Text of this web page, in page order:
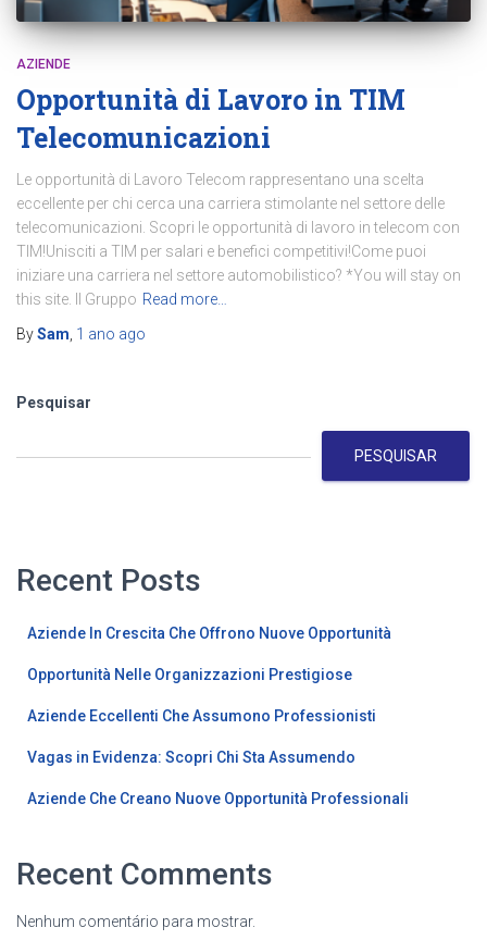
AZIENDE
Opportunità di Lavoro in TIM
Telecomunicazioni
Le opportunità di Lavoro Telecom rappresentano una scelta
eccellente per chi cerca una carriera stimolante nel settore delle
telecomunicazioni. Scopri le opportunità di lavoro in telecom con
TIM!Unisciti a TIM per salari e benefici competitivi!Come puoi
iniziare una carriera nel settore automobilistico? *You will stay on
this site. Il Gruppo Read more…
BySam 1 ano ago
Pesquisar
PESQUISAR
Recent Posts
Aziende In Crescita Che Offrono Nuove Opportunità
Opportunità Nelle Organizzazioni Prestigiose
Aziende Eccellenti Che Assumono Professionisti
Vagas in Evidenza: Scopri Chi Sta Assumendo
Aziende Che Creano Nuove Opportunità Professionali
Recent Comments
Nenhum comentário para mostrar.